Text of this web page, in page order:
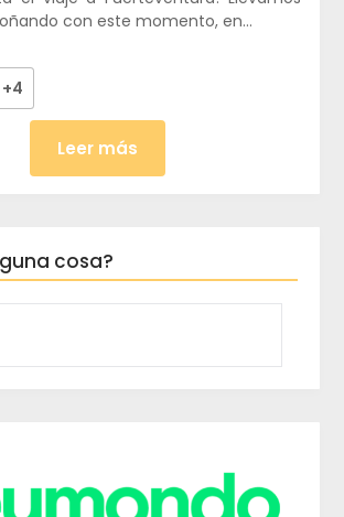
con este momento, en…
+4
Leer más
cosa?